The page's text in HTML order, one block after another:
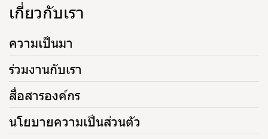
เกี่ยวกับเรา
ความเป็นมา
ร่วมงานกับเรา
สื่อสารองค์กร
นโยบายความเป็นส่วนตัว